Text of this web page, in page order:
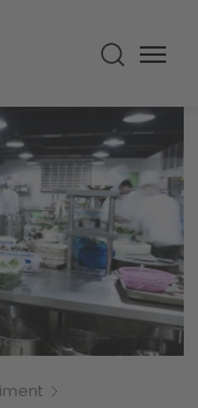
Menu